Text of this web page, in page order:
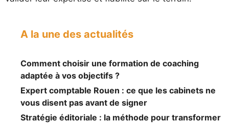
A la une des actualités
Comment choisir une formation de coaching
adaptée à vos objectifs ?
Expert comptable Rouen : ce que les cabinets ne
vous disent pas avant de signer
Stratégie éditoriale : la méthode pour transformer